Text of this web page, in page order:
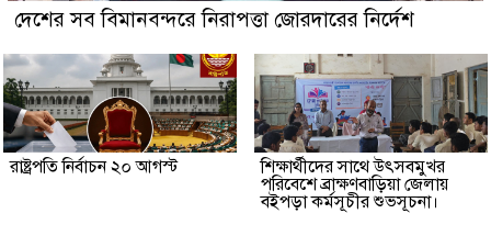
দেশের সব বিমানবন্দরে নিরাপত্তা জোরদারের নির্দেশ
রাষ্ট্রপতি নির্বাচন ২০ আগস্ট
শিক্ষার্থীদের সাথে উৎসবমুখর
পরিবেশে ব্রাক্ষণবাড়িয়া জেলায়
বইপড়া কর্মসূচীর শুভসূচনা।